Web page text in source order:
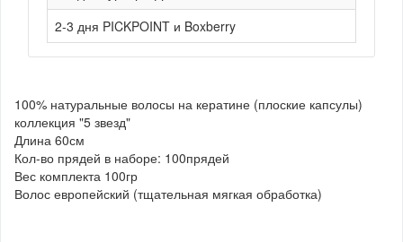
2-3 дня PICKPOINT и Boxberry
100% натуральные волосы на кератине (плоские капсулы)
коллекция "5 звезд"
Длина 60см
Кол-во прядей в наборе: 100прядей
Вес комплекта 100гр
Волос европейский (тщательная мягкая обработка)